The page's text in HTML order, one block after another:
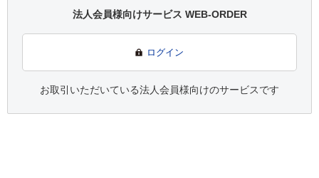
法人会員様向けサービス WEB-ORDER
ログイン
お取引いただいている法人会員様向けのサービスです